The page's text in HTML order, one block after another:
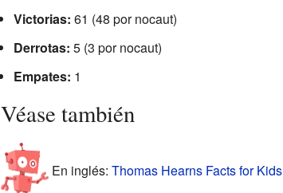
Victorias: 61 (48 por nocaut)
Derrotas: 5 (3 por nocaut)
Empates: 1
Véase también
En inglés: Thomas Hearns Facts for Kids